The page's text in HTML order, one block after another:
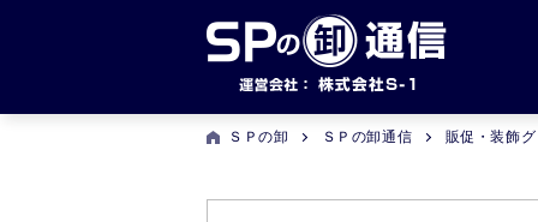
ＳＰの卸 ＳＰの卸通信 販促・装飾